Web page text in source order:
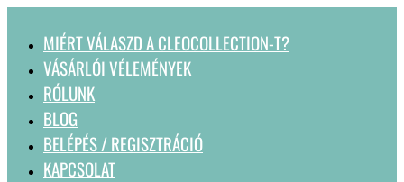
MIÉRT VÁLASZD A CLEOCOLLECTION-T?
VÁSÁRLÓI VÉLEMÉNYEK
RÓLUNK
BLOG
BELÉPÉS / REGISZTRÁCIÓ
KAPCSOLAT